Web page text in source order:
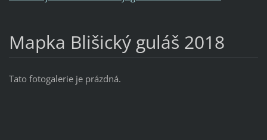
Mapka Blišický guláš 2018
Tato fotogalerie je prázdná.